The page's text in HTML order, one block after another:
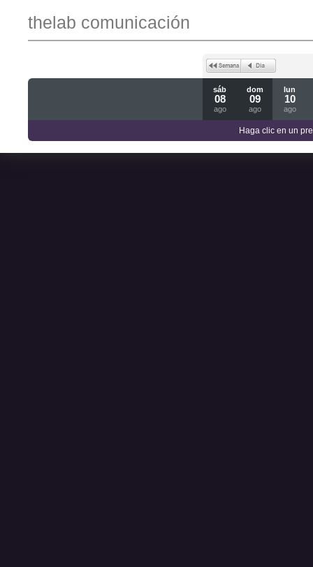
thelab comunicación
sáb
08
ago
dom
09
ago
lun
10
ago
Haga clic en un